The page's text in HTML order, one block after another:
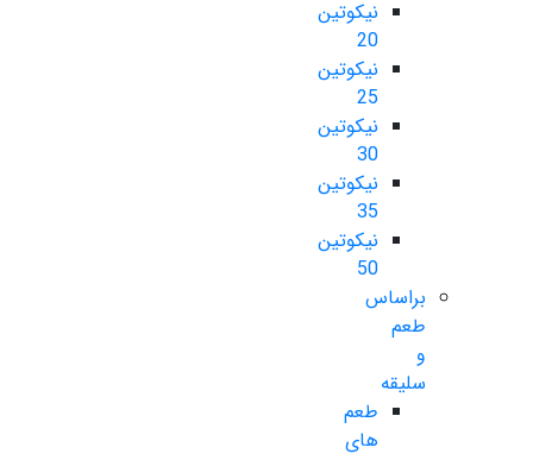
نیکوتین
20
نیکوتین
25
نیکوتین
30
نیکوتین
35
نیکوتین
50
براساس
طعم
و
سلیقه
طعم
های